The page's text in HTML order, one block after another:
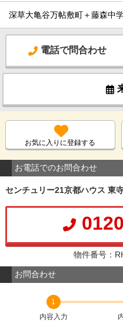
深草大亀谷万帖敷町＋藤森中
電話で問合わせ
お気に入りに登録する
お電話でのお問合わせ
センチュリー21京都ハウス 東
物件番号：
お問合わせ
1
内容入力